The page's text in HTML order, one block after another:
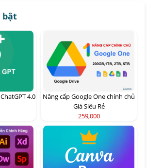
bật
4.0
Nâng cấp Google One chính chủ
Giá Siêu Rẻ
259,000